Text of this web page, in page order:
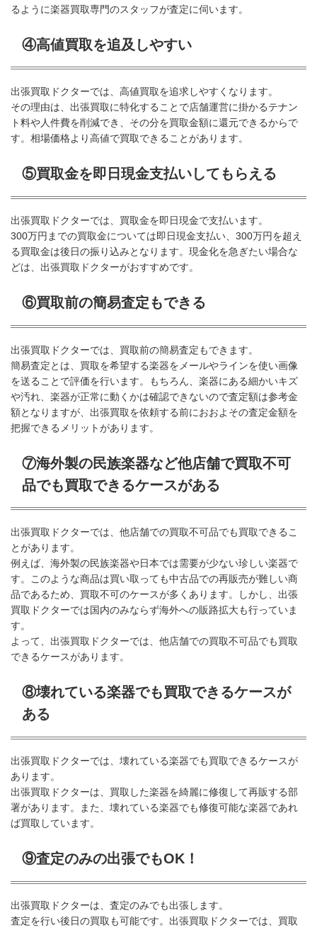
るように楽器買取専門のスタッフが査定に伺います。
④高値買取を追及しやすい
出張買取ドクターでは、高値買取を追求しやすくなります。
その理由は、出張買取に特化することで店舗運営に掛かるテナン
ト料や人件費を削減でき、その分を買取金額に還元できるからで
す。相場価格より高値で買取できることがあります。
⑤買取金を即日現金支払いしてもらえる
出張買取ドクターでは、買取金を即日現金で支払います。
300万円までの買取金については即日現金支払い、300万円を超え
る買取金は後日の振り込みとなります。現金化を急ぎたい場合な
どは、出張買取ドクターがおすすめです。
⑥買取前の簡易査定もできる
出張買取ドクターでは、買取前の簡易査定もできます。
簡易査定とは、買取を希望する楽器をメールやラインを使い画像
を送ることで評価を行います。もちろん、楽器にある細かいキズ
や汚れ、楽器が正常に動くかは確認できないので査定額は参考金
額となりますが、出張買取を依頼する前におおよその査定金額を
把握できるメリットがあります。
⑦海外製の民族楽器など他店舗で買取不可
品でも買取できるケースがある
出張買取ドクターでは、他店舗での買取不可品でも買取できるこ
とがあります。
例えば、海外製の民族楽器や日本では需要が少ない珍しい楽器で
す。このような商品は買い取っても中古品での再販売が難しい商
品であるため、買取不可のケースが多くあります。しかし、出張
買取ドクターでは国内のみならず海外への販路拡大も行っていま
す。
よって、出張買取ドクターでは、他店舗での買取不可品でも買取
できるケースがあります。
⑧壊れている楽器でも買取できるケースが
ある
出張買取ドクターでは、壊れている楽器でも買取できるケースが
あります。
出張買取ドクターは、買取した楽器を綺麗に修復して再販する部
署があります。また、壊れている楽器でも修復可能な楽器であれ
ば買取しています。
⑨査定のみの出張でもOK！
出張買取ドクターは、査定のみでも出張します。
査定を行い後日の買取も可能です。出張買取ドクターでは、買取